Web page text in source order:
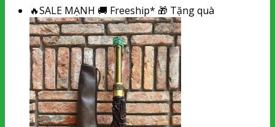
🔥SALE MẠNH 🚚 Freeship* 🎁 Tặng quà